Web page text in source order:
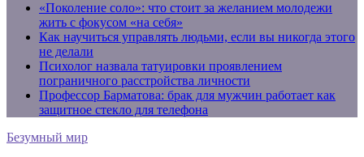
«Поколение соло»: что стоит за желанием молодежи
жить с фокусом «на себя»
Как научиться управлять людьми, если вы никогда этого
не делали
Психолог назвала татуировки проявлением
пограничного расстройства личности
Профессор Барматова: брак для мужчин работает как
защитное стекло для телефона
Безумный мир